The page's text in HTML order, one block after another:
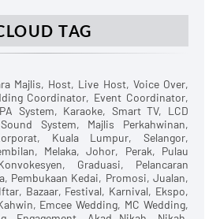
TAG
Majlis, Host, Live Host, Voice Over,
Coordinator, Event Coordinator,
System, Karaoke, Smart TV, LCD
System, Majlis Perkahwinan,
Kuala Lumpur, Selangor,
Melaka, Johor, Perak, Pulau
Graduasi, Pelancaran
Pembukaan Kedai, Promosi, Jualan,
Bazaar, Festival, Karnival, Ekspo,
Emcee Wedding, MC Wedding,